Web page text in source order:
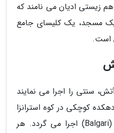
زیستی ادیان می نامند که
مسجد، یک کلیسای جامع
است.
سنتی را اجرا می نمایند
کوچکی در کوه استرانزا
(Strandzha) به نام بالگاری (Balgari) اجرا می گردد. هر